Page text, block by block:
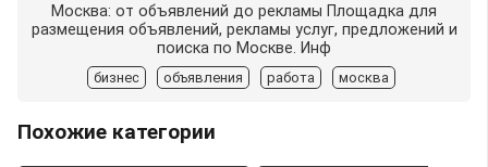
Москва: от объявлений до рекламы Площадка для
размещения объявлений, рекламы услуг, предложений и
поиска по Москве. Инф
бизнес объявления работа москва
Похожие категории